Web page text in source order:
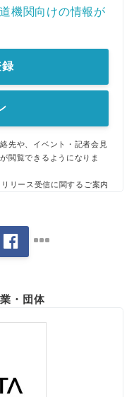
機関向けの情報が
録
先や、イベント・記者会見
閲覧できるようになりま
リリース受信に関するご案内
・団体